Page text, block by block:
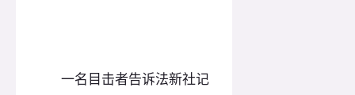
一名目击者告诉法新社记